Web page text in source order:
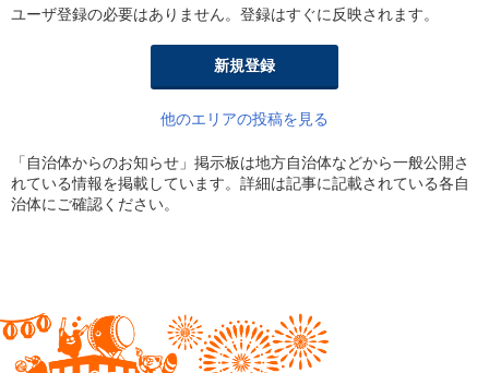
ユーザ登録の必要はありません。登録はすぐに反映されます。
新規登録
他のエリアの投稿を見る
「自治体からのお知らせ」掲示板は地方自治体などから一般公開さ
れている情報を掲載しています。詳細は記事に記載されている各自
治体にご確認ください。